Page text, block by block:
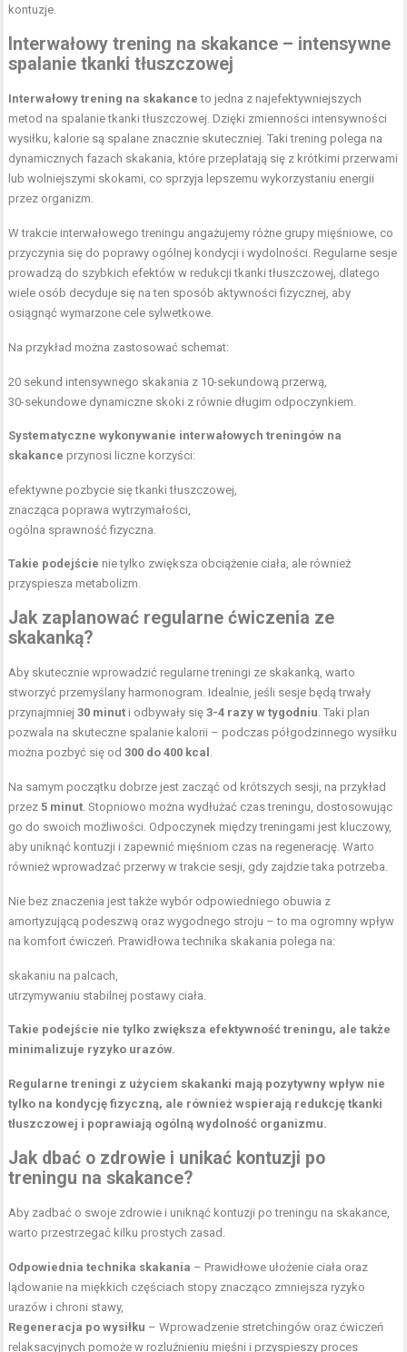
kontuzje.
Interwałowy trening na skakance – intensywne
spalanie tkanki tłuszczowej
Interwałowy trening na skakance to jedna z najefektywniejszych
metod na spalanie tkanki tłuszczowej. Dzięki zmienności intensywności
wysiłku, kalorie są spalane znacznie skuteczniej. Taki trening polega na
dynamicznych fazach skakania, które przeplatają się z krótkimi przerwami
lub wolniejszymi skokami, co sprzyja lepszemu wykorzystaniu energii
przez organizm.
W trakcie interwałowego treningu angażujemy różne grupy mięśniowe, co
przyczynia się do poprawy ogólnej kondycji i wydolności. Regularne sesje
prowadzą do szybkich efektów w redukcji tkanki tłuszczowej, dlatego
wiele osób decyduje się na ten sposób aktywności fizycznej, aby
osiągnąć wymarzone cele sylwetkowe.
Na przykład można zastosować schemat:
20 sekund intensywnego skakania z 10-sekundową przerwą,
30-sekundowe dynamiczne skoki z równie długim odpoczynkiem.
Systematyczne wykonywanie interwałowych treningów na
skakance przynosi liczne korzyści:
efektywne pozbycie się tkanki tłuszczowej,
znacząca poprawa wytrzymałości,
ogólna sprawność fizyczna.
Takie podejście nie tylko zwiększa obciążenie ciała, ale również
przyspiesza metabolizm.
Jak zaplanować regularne ćwiczenia ze
skakanką?
Aby skutecznie wprowadzić regularne treningi ze skakanką, warto
stworzyć przemyślany harmonogram. Idealnie, jeśli sesje będą trwały
przynajmniej30 minut i odbywały się3-4 razy w tygodniu . Taki plan
pozwala na skuteczne spalanie kalorii – podczas półgodzinnego wysiłku
można pozbyć się od300 do 400 kcal
Na samym początku dobrze jest zacząć od krótszych sesji, na przykład
przez5 minut . Stopniowo można wydłużać czas treningu, dostosowując
go do swoich możliwości. Odpoczynek między treningami jest kluczowy,
aby uniknąć kontuzji i zapewnić mięśniom czas na regenerację. Warto
również wprowadzać przerwy w trakcie sesji, gdy zajdzie taka potrzeba.
Nie bez znaczenia jest także wybór odpowiedniego obuwia z
amortyzującą podeszwą oraz wygodnego stroju – to ma ogromny wpływ
na komfort ćwiczeń. Prawidłowa technika skakania polega na:
skakaniu na palcach,
utrzymywaniu stabilnej postawy ciała.
Takie podejście nie tylko zwiększa efektywność treningu, ale także
minimalizuje ryzyko urazów.
Regularne treningi z użyciem skakanki mają pozytywny wpływ nie
tylko na kondycję fizyczną, ale również wspierają redukcję tkanki
tłuszczowej i poprawiają ogólną wydolność organizmu.
Jak dbać o zdrowie i unikać kontuzji po
treningu na skakance?
Aby zadbać o swoje zdrowie i uniknąć kontuzji po treningu na skakance,
warto przestrzegać kilku prostych zasad.
Odpowiednia technika skakania – Prawidłowe ułożenie ciała oraz
lądowanie na miękkich częściach stopy znacząco zmniejsza ryzyko
urazów i chroni stawy,
Regeneracja po wysiłku – Wprowadzenie stretchingów oraz ćwiczeń
relaksacyjnych pomoże w rozluźnieniu mięśni i przyspieszy proces